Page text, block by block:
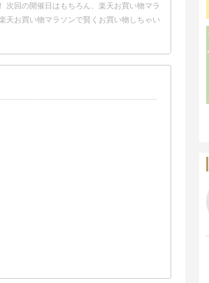
次回の開催日はもちろん、楽天お買い物マラ
天お買い物マラソンで賢くお買い物しちゃい